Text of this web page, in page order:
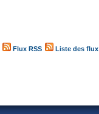
Flux RSS Liste des flux